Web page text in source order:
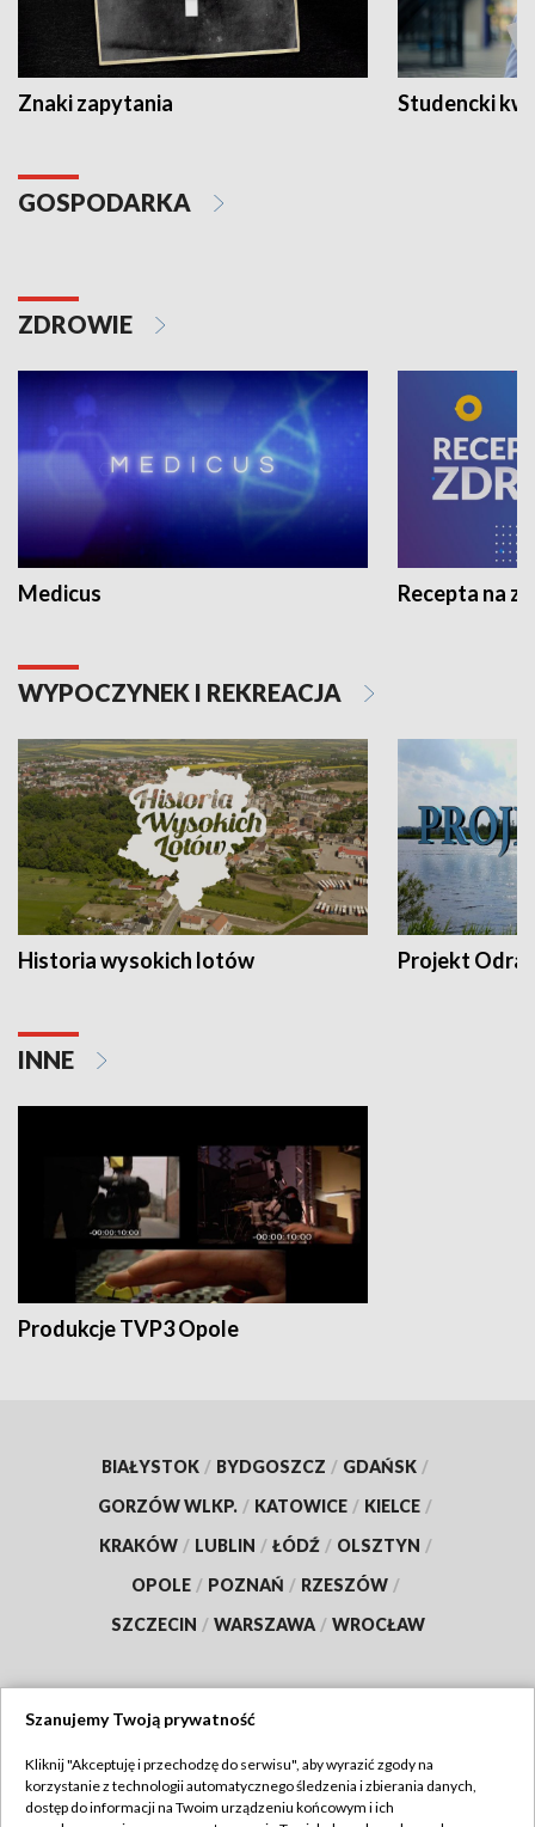
Znaki zapytania Studencki
GOSPODARKA
ZDROWIE
Medicus Recepta na
WYPOCZYNEK I REKREACJA
Historia wysokich lotów Projekt Odra
INNE
Produkcje TVP3 Opole
BIAŁYSTOK / BYDGOSZCZ / GDAŃSK /
GORZÓW WLKP. / KATOWICE / KIELCE /
KRAKÓW / LUBLIN / ŁÓDŹ / OLSZTYN /
OPOLE / POZNAŃ / RZESZÓW /
SZCZECIN / WARSZAWA / WROCŁAW
TVP
Szanujemy Twoją prywatność
Kliknij "Akceptuję i przechodzę do serwisu", aby wyrazić zgody na
korzystanie z technologii automatycznego śledzenia i zbierania danych,
dostęp do informacji na Twoim urządzeniu końcowym i ich